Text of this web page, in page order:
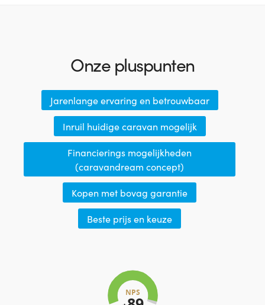
Onze pluspunten
Jarenlange ervaring en betrouwbaar
Inruil huidige caravan mogelijk
Financierings mogelijkheden
(caravandream concept)
Kopen met bovag garantie
Beste prijs en keuze